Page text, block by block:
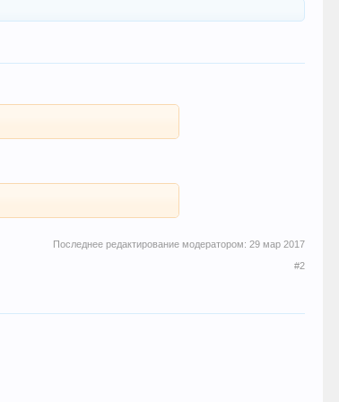
Последнее редактирование модератором: 29 мар 2017
#2